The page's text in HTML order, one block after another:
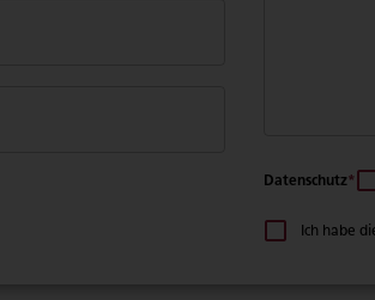
Datenschutz*
Ich habe